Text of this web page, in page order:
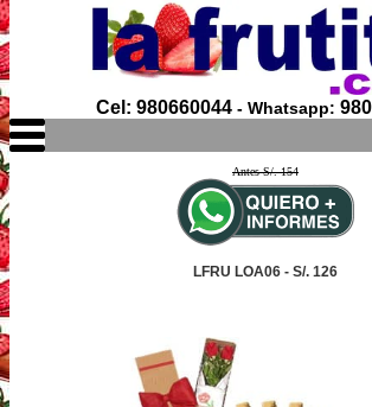
Cel: 980660044- Whatsapp:
Antes S/. 154
LFRU LOA06 - S/. 126